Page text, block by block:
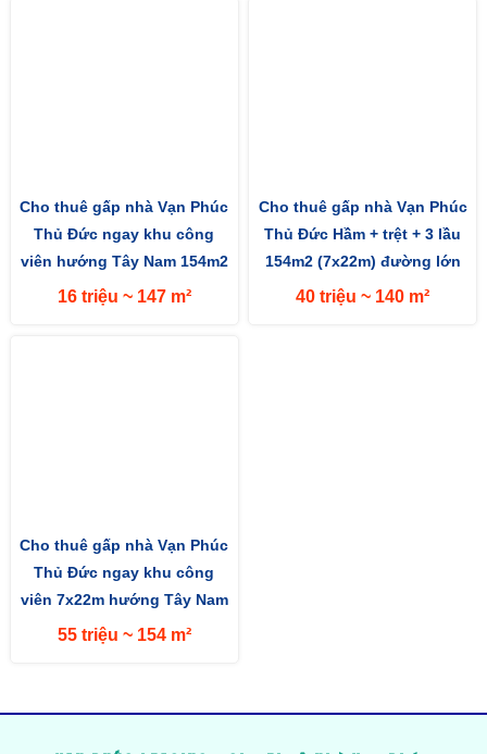
Cho thuê gấp nhà Vạn Phúc
Thủ Đức ngay khu công
viên hướng Tây Nam 154m2
(7x22m) mặt tiền đường 13m
16 triệu ~ 147 m²
Cho thuê gấp nhà Vạn Phúc
Thủ Đức Hầm + trệt + 3 lầu
154m2 (7x22m) đường lớn
13m hướng Tây Nam
40 triệu ~ 140 m²
Cho thuê gấp nhà Vạn Phúc
Thủ Đức ngay khu công
viên 7x22m hướng Tây Nam
55 triệu ~ 154 m²